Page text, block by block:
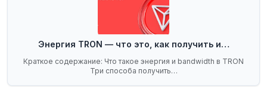
Энергия TRON — что это, как получить и…
Краткое содержание: Что такое энергия и bandwidth в TRON
Три способа получить…